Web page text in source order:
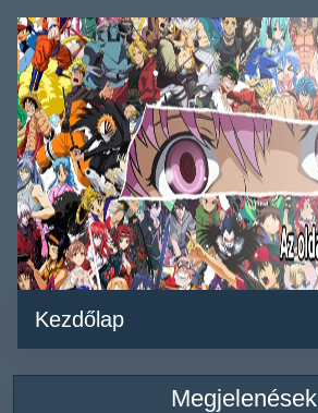
Kezdőlap
Megjelenések